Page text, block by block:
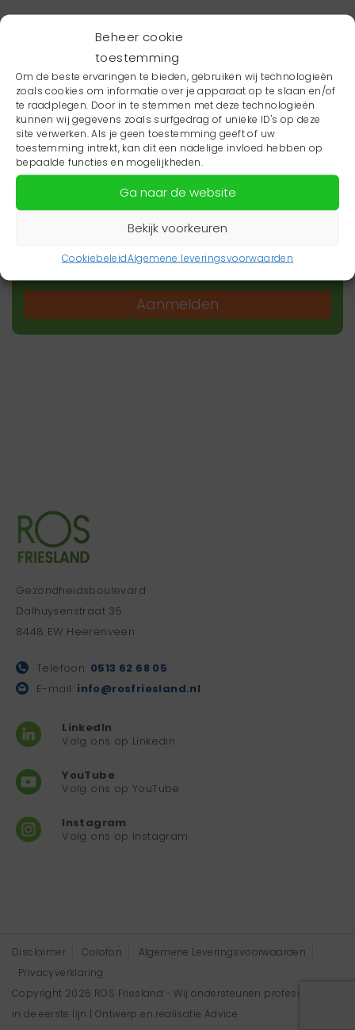
Beheer cookie
toestemming
Om de beste ervaringen te bieden, gebruiken wij technologieën
zoals cookies om informatie over je apparaat op te slaan en/of
te raadplegen. Door in te stemmen met deze technologieën
kunnen wij gegevens zoals surfgedrag of unieke ID's op deze
site verwerken. Als je geen toestemming geeft of uw
toestemming intrekt, kan dit een nadelige invloed hebben op
bepaalde functies en mogelijkheden.
Ga naar de website
Bekijk voorkeuren
CookiebeleidAlgemene leveringsvoorwaarden
Wil je niets missen?
Wil je op de hoogte blijven van het laatste
zorgnieuws in jouw regio? Schrijf je dan in voor
onze nieuwsbrief.
Aanmelden
Gezondheidsboulevard
Dalhuysenstraat 35
8448 EW Heerenveen
Telefoon: 0513 62 68 05
E-mail: info@rosfriesland.nl
LinkedIn
Volg ons op Linkedin
YouTube
Volg ons op YouTube
Instagram
Volg ons op Instagram
Disclaimer Colofon
Algemene Leveringsvoorwaarden
Privacyverklaring
Copyright 2026 ROS Friesland - Wij ondersteunen professionals
in de eerste lijn | Ontwerp en realisatie Advice